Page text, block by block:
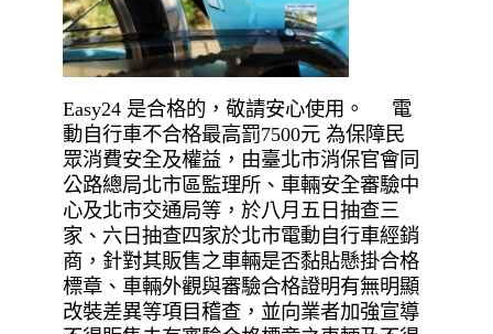
Easy24 是合格的，敬請安心使用。 電
動自行車不合格最高罰7500元 為保障民
眾消費安全及權益，由臺北市消保官會同
公路總局北市區監理所、車輛安全審驗中
心及北市交通局等，於八月五日抽查三
家、六日抽查四家於北市電動自行車經銷
商，針對其販售之車輛是否黏貼懸掛合格
標章、車輛外觀與審驗合格證明有無明顯
改裝差異等項目稽查，並向業者加強宣導